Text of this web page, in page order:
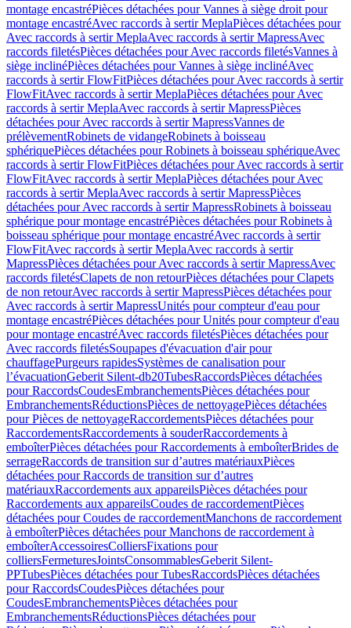
montage encastréPièces détachées pour Vannes à siège droit pour
montage encastréAvec raccords à sertir MeplaPièces détachées pour
Avec raccords à sertir MeplaAvec raccords à sertir MapressAvec
raccords filetésPièces détachées pour Avec raccords filetésVannes à
siège inclinéPièces détachées pour Vannes à siège inclinéAvec
raccords à sertir FlowFitPièces détachées pour Avec raccords à sertir
FlowFitAvec raccords à sertir MeplaPièces détachées pour Avec
raccords à sertir MeplaAvec raccords à sertir MapressPièces
détachées pour Avec raccords à sertir MapressVannes de
prélèvementRobinets de vidangeRobinets à boisseau
sphériquePièces détachées pour Robinets à boisseau sphériqueAvec
raccords à sertir FlowFitPièces détachées pour Avec raccords à sertir
FlowFitAvec raccords à sertir MeplaPièces détachées pour Avec
raccords à sertir MeplaAvec raccords à sertir MapressPièces
détachées pour Avec raccords à sertir MapressRobinets à boisseau
sphérique pour montage encastréPièces détachées pour Robinets à
boisseau sphérique pour montage encastréAvec raccords à sertir
FlowFitAvec raccords à sertir MeplaAvec raccords à sertir
MapressPièces détachées pour Avec raccords à sertir MapressAvec
raccords filetésClapets de non retourPièces détachées pour Clapets
de non retourAvec raccords à sertir MapressPièces détachées pour
Avec raccords à sertir MapressUnités pour compteur d'eau pour
montage encastréPièces détachées pour Unités pour compteur d'eau
pour montage encastréAvec raccords filetésPièces détachées pour
Avec raccords filetésSoupapes d'évacuation d'air pour
chauffagePurgeurs rapidesSystèmes de canalisation pour
l’évacuationGeberit Silent-db20TubesRaccordsPièces détachées
pour RaccordsCoudesEmbranchementsPièces détachées pour
EmbranchementsRéductionsPièces de nettoyagePièces détachées
pour Pièces de nettoyageRaccordementsPièces détachées pour
RaccordementsRaccordements à souderRaccordements à
emboîterPièces détachées pour Raccordements à emboîterBrides de
serrageRaccords de transition sur d’autres matériauxPièces
détachées pour Raccords de transition sur d’autres
matériauxRaccordements aux appareilsPièces détachées pour
Raccordements aux appareilsCoudes de raccordementPièces
détachées pour Coudes de raccordementManchons de raccordement
à emboîterPièces détachées pour Manchons de raccordement à
emboîterAccessoiresColliersFixations pour
colliersFermeturesJointsConsommablesGeberit Silent-
PPTubesPièces détachées pour TubesRaccordsPièces détachées
pour RaccordsCoudesPièces détachées pour
CoudesEmbranchementsPièces détachées pour
EmbranchementsRéductionsPièces détachées pour